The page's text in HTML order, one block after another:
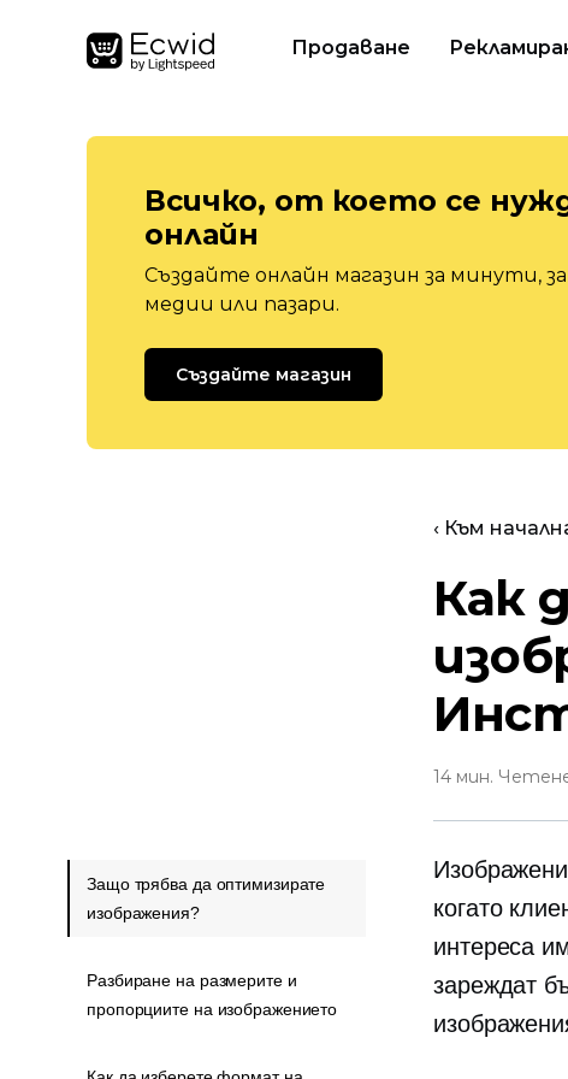
Продаване
Всичко, от което се
онлайн
Създайте онлайн магазин за минути,
медии или пазари.
Създайте магазин
‹ Към
Как
14 мин.
когато
интереса
зареждат
Защо трябва да оптимизирате
изображения?
Разбиране на размерите и
пропорциите на изображението